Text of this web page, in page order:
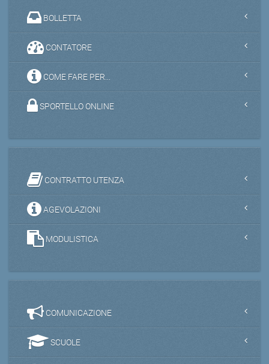
BOLLETTA
CONTATORE
COME FARE PER...
SPORTELLO ONLINE
CONTRATTO UTENZA
AGEVOLAZIONI
MODULISTICA
COMUNICAZIONE
SCUOLE